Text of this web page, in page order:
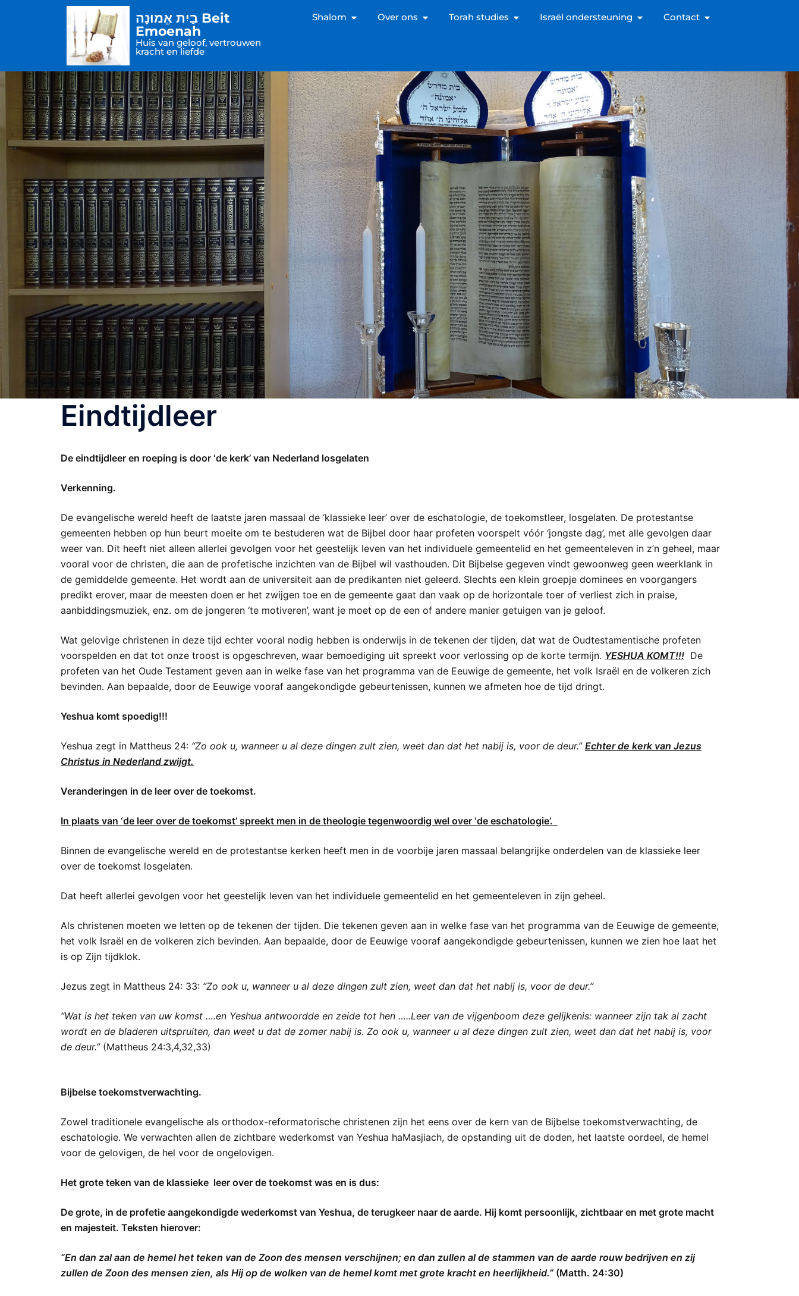
בַיִת אֱמוּנָה Beit
Emoenah
Huis van geloof, vertrouwen
kracht en liefde
Shalom Over ons Torah studies Israël ondersteuning Contact
Eindtijdleer
De eindtijdleer en roeping is door ‘de kerk’ van Nederland losgelaten
Verkenning.
De evangelische wereld heeft de laatste jaren massaal de ‘klassieke leer’ over de eschatologie, de toekomstleer, losgelaten. De protestantse
gemeenten hebben op hun beurt moeite om te bestuderen wat de Bijbel door haar profeten voorspelt vóór ‘jongste dag’, met alle gevolgen daar
weer van. Dit heeft niet alleen allerlei gevolgen voor het geestelijk leven van het individuele gemeentelid en het gemeenteleven in z’n geheel, maar
vooral voor de christen, die aan de profetische inzichten van de Bijbel wil vasthouden. Dit Bijbelse gegeven vindt gewoonweg geen weerklank in
de gemiddelde gemeente. Het wordt aan de universiteit aan de predikanten niet geleerd. Slechts een klein groepje dominees en voorgangers
predikt erover, maar de meesten doen er het zwijgen toe en de gemeente gaat dan vaak op de horizontale toer of verliest zich in praise,
aanbiddingsmuziek, enz. om de jongeren ‘te motiveren’, want je moet op de een of andere manier getuigen van je geloof.
Wat gelovige christenen in deze tijd echter vooral nodig hebben is onderwijs in de tekenen der tijden, dat wat de Oudtestamentische profeten
voorspelden en dat tot onze troost is opgeschreven, waar bemoediging uit spreekt voor verlossing op de korte termijn. YESHUA KOMT!!! De
profeten van het Oude Testament geven aan in welke fase van het programma van de Eeuwige de gemeente, het volk Israël en de volkeren zich
bevinden. Aan bepaalde, door de Eeuwige vooraf aangekondigde gebeurtenissen, kunnen we afmeten hoe de tijd dringt.
Yeshua komt spoedig!!!
Yeshua zegt in Mattheus 24: “Zo ook u, wanneer u al deze dingen zult zien, weet dan dat het nabij is, voor de deur.” Echter de kerk van Jezus
Christus in Nederland zwijgt.
Veranderingen in de leer over de toekomst.
In plaats van ‘de leer over de toekomst’ spreekt men in de theologie tegenwoordig wel over ‘de eschatologie’.
Binnen de evangelische wereld en de protestantse kerken heeft men in de voorbije jaren massaal belangrijke onderdelen van de klassieke leer
over de toekomst losgelaten.
Dat heeft allerlei gevolgen voor het geestelijk leven van het individuele gemeentelid en het gemeenteleven in zijn geheel.
Als christenen moeten we letten op de tekenen der tijden. Die tekenen geven aan in welke fase van het programma van de Eeuwige de gemeente,
het volk Israël en de volkeren zich bevinden. Aan bepaalde, door de Eeuwige vooraf aangekondigde gebeurtenissen, kunnen we zien hoe laat het
is op Zijn tijdklok.
Jezus zegt in Mattheus 24: 33: “Zo ook u, wanneer u al deze dingen zult zien, weet dan dat het nabij is, voor de deur.”
“Wat is het teken van uw komst ….en Yeshua antwoordde en zeide tot hen …..Leer van de vijgenboom deze gelijkenis: wanneer zijn tak al zacht
wordt en de bladeren uitspruiten, dan weet u dat de zomer nabij is. Zo ook u, wanneer u al deze dingen zult zien, weet dan dat het nabij is, voor
de deur.” (Mattheus 24:3,4,32,33)
Bijbelse toekomstverwachting.
Zowel traditionele evangelische als orthodox-reformatorische christenen zijn het eens over de kern van de Bijbelse toekomstverwachting, de
eschatologie. We verwachten allen de zichtbare wederkomst van Yeshua haMasjiach, de opstanding uit de doden, het laatste oordeel, de hemel
voor de gelovigen, de hel voor de ongelovigen.
Het grote teken van de klassieke leer over de toekomst was en is dus:
De grote, in de profetie aangekondigde wederkomst van Yeshua, de terugkeer naar de aarde. Hij komt persoonlijk, zichtbaar en met grote macht
en majesteit. Teksten hierover:
“En dan zal aan de hemel het teken van de Zoon des mensen verschijnen; en dan zullen al de stammen van de aarde rouw bedrijven en zij
zullen de Zoon des mensen zien, als Hij op de wolken van de hemel komt met grote kracht en heerlijkheid.” (Matth. 24:30)